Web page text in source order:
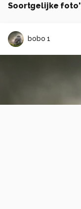
Soortgelijke
bobo 1